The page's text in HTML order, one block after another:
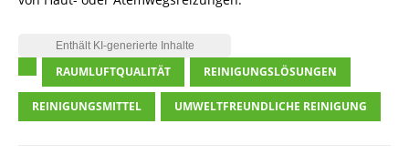
RAUMLUFTQUALITÄT REINIGUNGSLÖSUNGEN
REINIGUNGSMITTEL UMWELTFREUNDLICHE REINIGUNG